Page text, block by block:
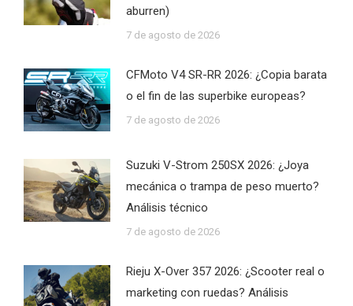
aburren)
7 de agosto de 2026
CFMoto V4 SR-RR 2026: ¿Copia barata
o el fin de las superbike europeas?
7 de agosto de 2026
Suzuki V-Strom 250SX 2026: ¿Joya
mecánica o trampa de peso muerto?
Análisis técnico
7 de agosto de 2026
Rieju X-Over 357 2026: ¿Scooter real o
marketing con ruedas? Análisis